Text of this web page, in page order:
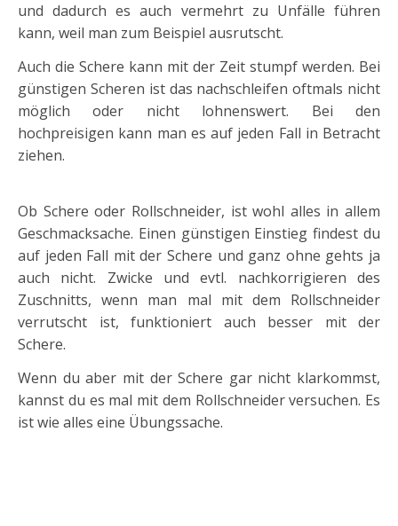
und dadurch es auch vermehrt zu Unfälle führen
kann, weil man zum Beispiel ausrutscht.
Auch die Schere kann mit der Zeit stumpf werden. Bei
günstigen Scheren ist das nachschleifen oftmals nicht
möglich oder nicht lohnenswert. Bei den
hochpreisigen kann man es auf jeden Fall in Betracht
ziehen.
Ob Schere oder Rollschneider, ist wohl alles in allem
Geschmacksache. Einen günstigen Einstieg findest du
auf jeden Fall mit der Schere und ganz ohne gehts ja
auch nicht. Zwicke und evtl. nachkorrigieren des
Zuschnitts, wenn man mal mit dem Rollschneider
verrutscht ist, funktioniert auch besser mit der
Schere.
Wenn du aber mit der Schere gar nicht klarkommst,
kannst du es mal mit dem Rollschneider versuchen. Es
ist wie alles eine Übungssache.